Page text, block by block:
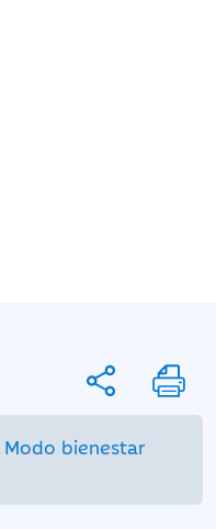
Modo bienestar